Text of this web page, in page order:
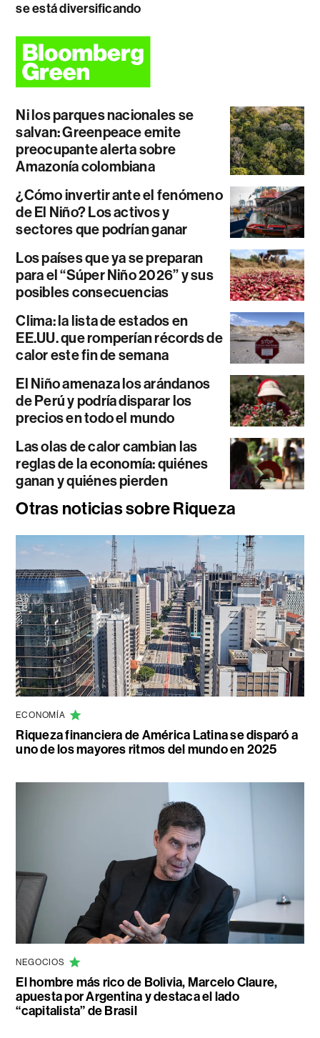
se está diversificando
Ni los parques nacionales se
salvan: Greenpeace emite
preocupante alerta sobre
Amazonía colombiana
¿Cómo invertir ante el fenómeno
de El Niño? Los activos y
sectores que podrían ganar
Los países que ya se preparan
para el “Súper Niño 2026” y sus
posibles consecuencias
Clima: la lista de estados en
EE.UU. que romperían récords de
calor este fin de semana
El Niño amenaza los arándanos
de Perú y podría disparar los
precios en todo el mundo
Las olas de calor cambian las
reglas de la economía: quiénes
ganan y quiénes pierden
Otras noticias sobre Riqueza
ECONOMÍA
Riqueza financiera de América Latina se disparó a
uno de los mayores ritmos del mundo en 2025
NEGOCIOS
El hombre más rico de Bolivia, Marcelo Claure,
apuesta por Argentina y destaca el lado
“capitalista” de Brasil